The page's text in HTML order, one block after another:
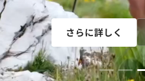
さらに詳しく